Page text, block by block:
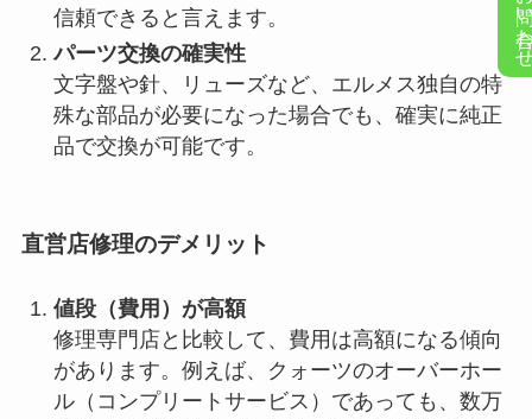
信頼できると言えます。
パーツ交換の確実性
文字盤や針、リューズなど、エルメス独自の特
殊な部品が必要になった場合でも、確実に純正
品で交換が可能です。
直営店修理のデメリット
値段（費用）が高額
修理専門店と比較して、費用は高額になる傾向
があります。例えば、クォーツのオーバーホー
ル（コンプリートサービス）であっても、数万